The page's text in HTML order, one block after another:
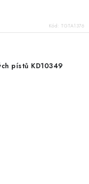
Kód: TGTA1376
pístů KD10349